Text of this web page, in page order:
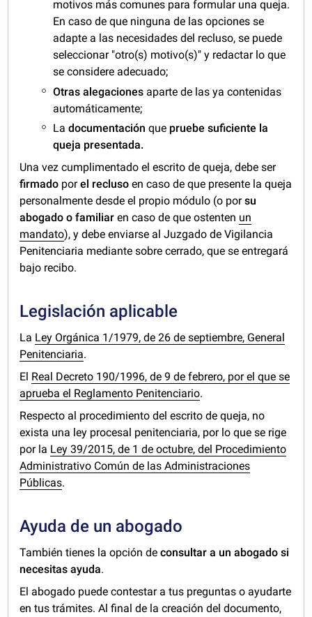
motivos más comunes para formular una queja.
En caso de que ninguna de las opciones se
adapte a las necesidades del recluso, se puede
seleccionar "otro(s) motivo(s)" y redactar lo que
se considere adecuado;
Otras alegaciones aparte de las ya contenidas
automáticamente;
Ladocumentación que pruebe suficiente la
queja presentada.
Una vez cumplimentado el escrito de queja, debe ser
firmado porel recluso en caso de que presente la queja
personalmente desde el propio módulo (o porsu
abogado o familiar en caso de que ostenten un
mandato), y debe enviarse al Juzgado de Vigilancia
Penitenciaria mediante sobre cerrado, que se entregará
bajo recibo.
Legislación aplicable
La Ley Orgánica 1/1979, de 26 de septiembre, General
Penitenciaria.
El Real Decreto 190/1996, de 9 de febrero, por el que se
aprueba el Reglamento Penitenciario.
Respecto al procedimiento del escrito de queja, no
exista una ley procesal penitenciaria, por lo que se rige
por la Ley 39/2015, de 1 de octubre, del Procedimiento
Administrativo Común de las Administraciones
Públicas.
Ayuda de un abogado
También tienes la opción deconsultar a un abogado si
necesitas ayuda.
El abogado puede contestar a tus preguntas o ayudarte
en tus trámites. Al final de la creación del documento,